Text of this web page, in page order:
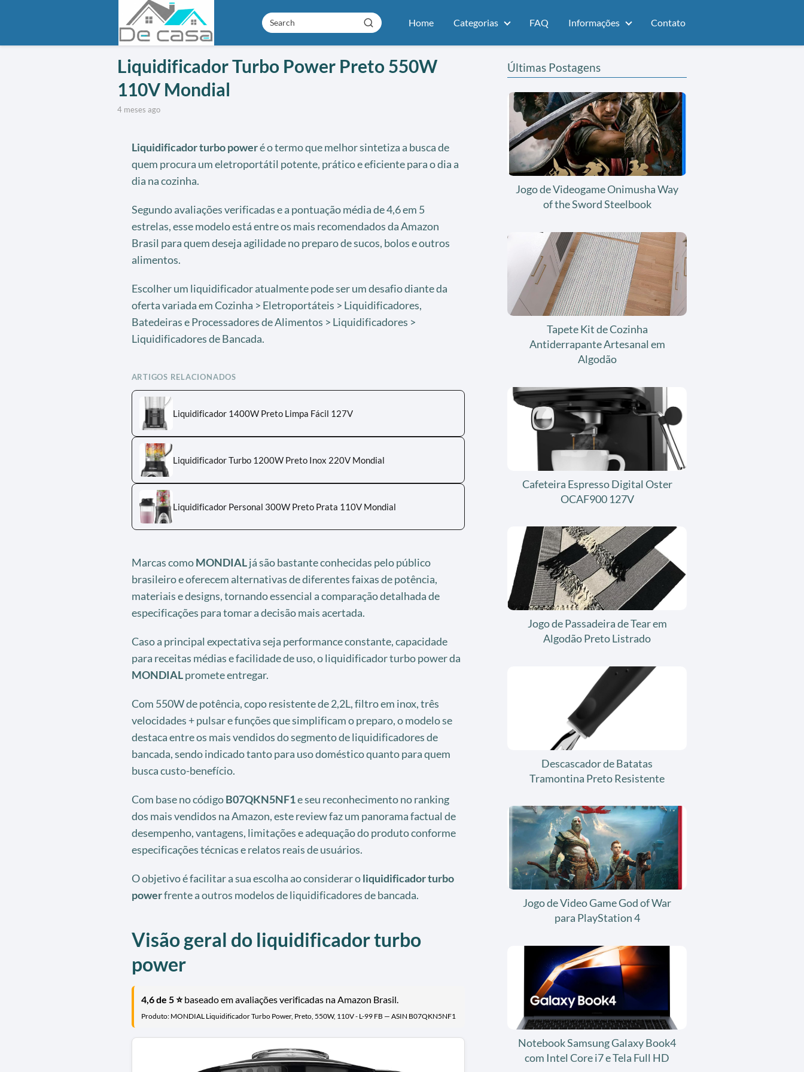
Home Categorias FAQ Informações Contato
Liquidificador Turbo Power Preto 550W
110V Mondial
4 meses ago
Liquidificador turbo poweré o termo que melhor sintetiza a busca de
quem procura um eletroportátil potente, prático e eficiente para o dia a
dia na cozinha.
Segundo avaliações verificadas e a pontuação média de 4,6 em 5
estrelas, esse modelo está entre os mais recomendados da Amazon
Brasil para quem deseja agilidade no preparo de sucos, bolos e outros
alimentos.
Escolher um liquidificador atualmente pode ser um desafio diante da
oferta variada em Cozinha > Eletroportáteis > Liquidificadores,
Batedeiras e Processadores de Alimentos > Liquidificadores >
Liquidificadores de Bancada.
ARTIGOS RELACIONADOS
Liquidificador 1400W Preto Limpa Fácil 127V
Liquidificador Turbo 1200W Preto Inox 220V Mondial
Liquidificador Personal 300W Preto Prata 110V Mondial
Marcas comoMONDIALjá são bastante conhecidas pelo público
brasileiro e oferecem alternativas de diferentes faixas de potência,
materiais e designs, tornando essencial a comparação detalhada de
especificações para tomar a decisão mais acertada.
Caso a principal expectativa seja performance constante, capacidade
para receitas médias e facilidade de uso, o liquidificador turbo power da
MONDIALpromete entregar.
Com 550W de potência, copo resistente de 2,2L, filtro em inox, três
velocidades + pulsar e funções que simplificam o preparo, o modelo se
destaca entre os mais vendidos do segmento de liquidificadores de
bancada, sendo indicado tanto para uso doméstico quanto para quem
busca custo-benefício.
Com base no códigoB07QKN5NF1e seu reconhecimento no ranking
dos mais vendidos na Amazon, este review faz um panorama factual de
desempenho, vantagens, limitações e adequação do produto conforme
especificações técnicas e relatos reais de usuários.
O objetivo é facilitar a sua escolha ao considerar oliquidificador turbo
powerfrente a outros modelos de liquidificadores de bancada.
Visão geral do liquidificador turbo
power
4,6 de 5 ⭐baseado em avaliações verificadas na Amazon Brasil.
Produto: MONDIAL Liquidificador Turbo Power, Preto, 550W, 110V - L-99 FB — ASIN B07QKN5NF1
Últimas Postagens
Jogo de Videogame Onimusha Way
of the Sword Steelbook
Tapete Kit de Cozinha
Antiderrapante Artesanal em
Algodão
Cafeteira Espresso Digital Oster
OCAF900 127V
Jogo de Passadeira de Tear em
Algodão Preto Listrado
Descascador de Batatas
Tramontina Preto Resistente
Jogo de Video Game God of War
para PlayStation 4
Notebook Samsung Galaxy Book4
com Intel Core i7 e Tela Full HD